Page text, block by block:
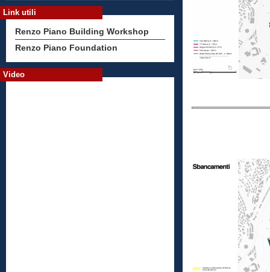
Link utili
Renzo Piano Building Workshop
Renzo Piano Foundation
Video